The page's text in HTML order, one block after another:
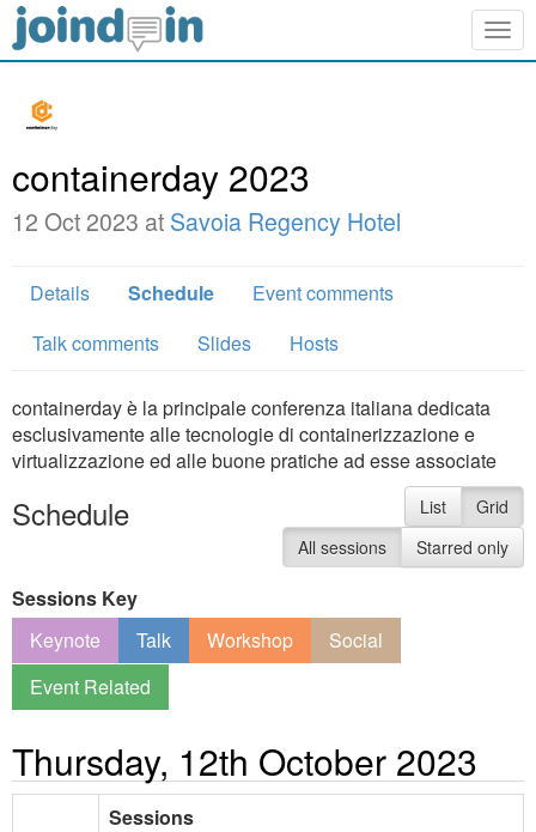
containerday 2023
12 Oct 2023 at Savoia Regency Hotel
Details Schedule
Event comments
Talk comments
Slides Hosts
containerday è la principale conferenza italiana dedicata
esclusivamente alle tecnologie di containerizzazione e
virtualizzazione ed alle buone pratiche ad esse associate
Schedule List
Grid
All sessions
Starred only
Sessions Key
Keynote
Talk Workshop
Social
Event Related
Thursday, 12th October 2023
Sessions